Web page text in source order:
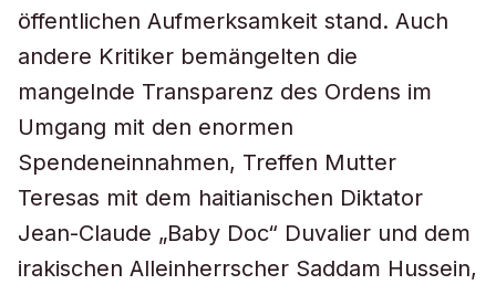
öffentlichen Aufmerksamkeit stand. Auch
andere Kritiker bemängelten die
mangelnde Transparenz des Ordens im
Umgang mit den enormen
Spendeneinnahmen, Treffen Mutter
Teresas mit dem haitianischen Diktator
Jean-Claude „Baby Doc“ Duvalier und dem
irakischen Alleinherrscher Saddam Hussein,